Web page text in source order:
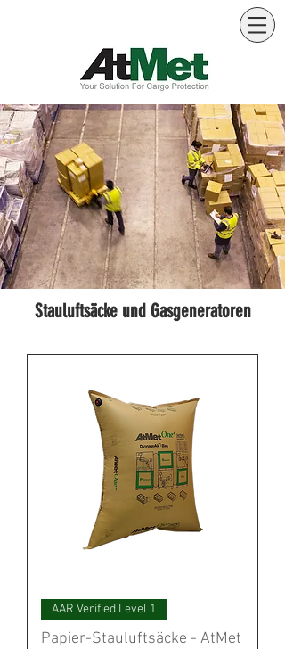
Stauluftsäcke und Gasgeneratoren
AAR Verified Level 1
Papier-Stauluftsäcke - AtMet